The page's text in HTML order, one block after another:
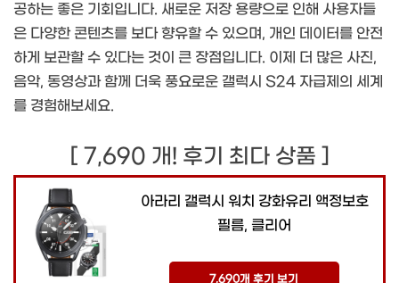
공하는 좋은 기회입니다. 새로운 저장 용량으로 인해 사용자들
은 다양한 콘텐츠를 보다 향유할 수 있으며, 개인 데이터를 안전
하게 보관할 수 있다는 것이 큰 장점입니다. 이제 더 많은 사진,
음악, 동영상과 함께 더욱 풍요로운 갤럭시 S24 자급제의 세계
를 경험해보세요.
[ 7,690 개! 후기 최다 상품 ]
아라리 갤럭시 워치 강화유리 액정보호
필름, 클리어
7,690개 후기 보기